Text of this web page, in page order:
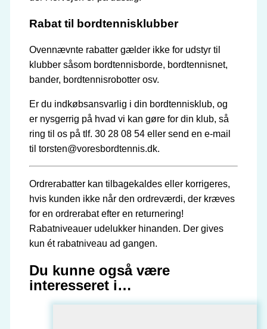
Rabat til bordtennisklubber
Ovennævnte rabatter gælder ikke for udstyr til
klubber såsom bordtennisborde, bordtennisnet,
bander, bordtennisrobotter osv.
Er du indkøbsansvarlig i din bordtennisklub, og
er nysgerrig på hvad vi kan gøre for din klub, så
ring til os på tlf. 30 28 08 54 eller send en e-mail
til torsten@voresbordtennis.dk.
Ordrerabatter kan tilbagekaldes eller korrigeres,
hvis kunden ikke når den ordreværdi, der kræves
for en ordrerabat efter en returnering!
Rabatniveauer udelukker hinanden. Der gives
kun ét rabatniveau ad gangen.
Du kunne også være
interesseret i…